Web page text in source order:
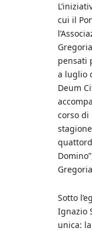
cui il
pensati
a luglio
Deum
corso di
Sotto
Ignazio
unica: